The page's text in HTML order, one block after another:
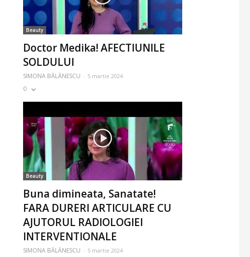
Beauty
Doctor Medika! AFECTIUNILE
SOLDULUI
SIMONA BĂLĂNESCU - 5 martie 2024
0
Beauty
Buna dimineata, Sanatate!
FARA DURERI ARTICULARE CU
AJUTORUL RADIOLOGIEI
INTERVENTIONALE
SIMONA BĂLĂNESCU - 5 martie 2024